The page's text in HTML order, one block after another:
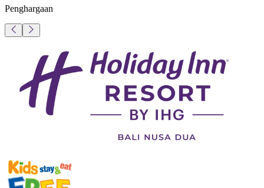
Penghargaan